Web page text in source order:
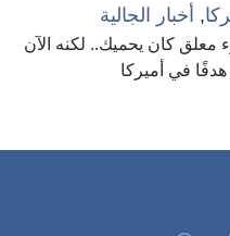
, أخبار الجالية
معلق كان يحميك.. لكنه الآن
في أميركا